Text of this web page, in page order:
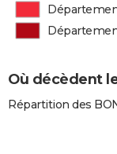
Où décèdent
Répartition des